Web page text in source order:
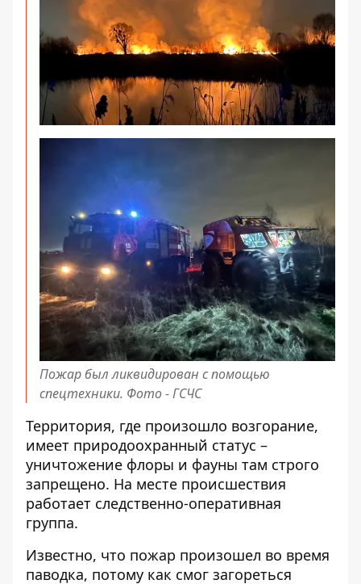
Пожар был ликвидирован с помощью
спецтехники. Фото - ГСЧС
Территория, где произошло возгорание,
имеет природоохранный статус –
уничтожение флоры и фауны там строго
запрещено. На месте происшествия
работает следственно-оперативная
группа.
Известно, что пожар произошел во время
паводка, потому как смог загореться